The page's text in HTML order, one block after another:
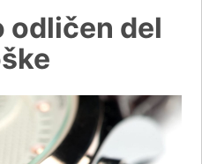
odličen del